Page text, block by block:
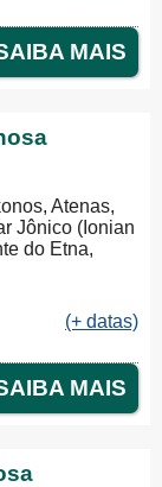
MAIS
Atenas,
Jônico (Ionian
do Etna,
(+ datas)
MAIS